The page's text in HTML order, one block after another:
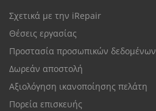
Σχετικά με την iRepair
Θέσεις εργασίας
Προστασία προσωπικών δεδομένων
Δωρεάν αποστολή
Αξιολόγηση ικανοποίησης πελάτη
Πορεία επισκευής